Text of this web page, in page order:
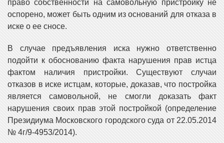
право собственности на самовольную пристройку не
оспорено, может быть одним из оснований для отказа в
иске о ее сносе.
В случае предъявления иска нужно ответственно
подойти к обоснованию факта нарушения прав истца
фактом наличия пристройки. Существуют случаи
отказов в иске истцам, которые, доказав, что постройка
является самовольной, не смогли доказать факт
нарушения своих прав этой постройкой (определение
Президиума Московского городского суда от 22.05.2014
№ 4г/9-4953/2014).